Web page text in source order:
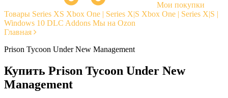
Мои покупки
Товары Series XS Xbox One | Series X|S Xbox One | Series X|S |
Windows 10 DLC Addons Мы на Ozon
Главная
Prison Tycoon Under New Management
Купить Prison Tycoon Under New
Management